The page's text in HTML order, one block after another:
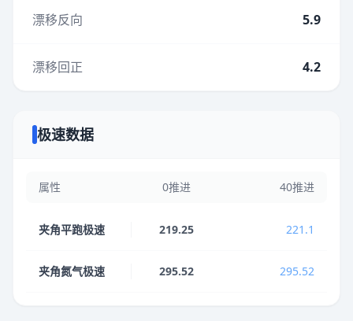
漂移反向 5.9
漂移回正 4.2
极速数据
属性 0推进 40推进
夹角平跑极速 219.25 221.1
夹角氮气极速 295.52 295.52